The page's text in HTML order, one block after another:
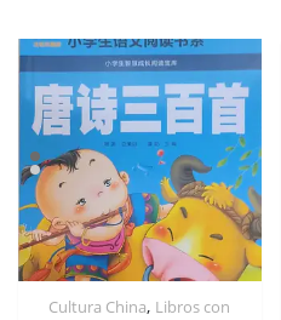
Cultura China, Libros con